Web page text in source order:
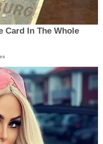
Card In The Whole